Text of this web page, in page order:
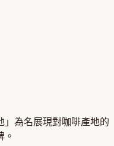
」為名展現對咖啡產地的
。